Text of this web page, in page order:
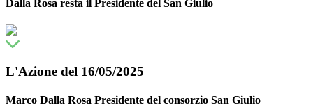
Dalla Rosa resta il Presidente del San Giulio
L'Azione del 16/05/2025
Marco Dalla Rosa Presidente del consorzio San Giulio